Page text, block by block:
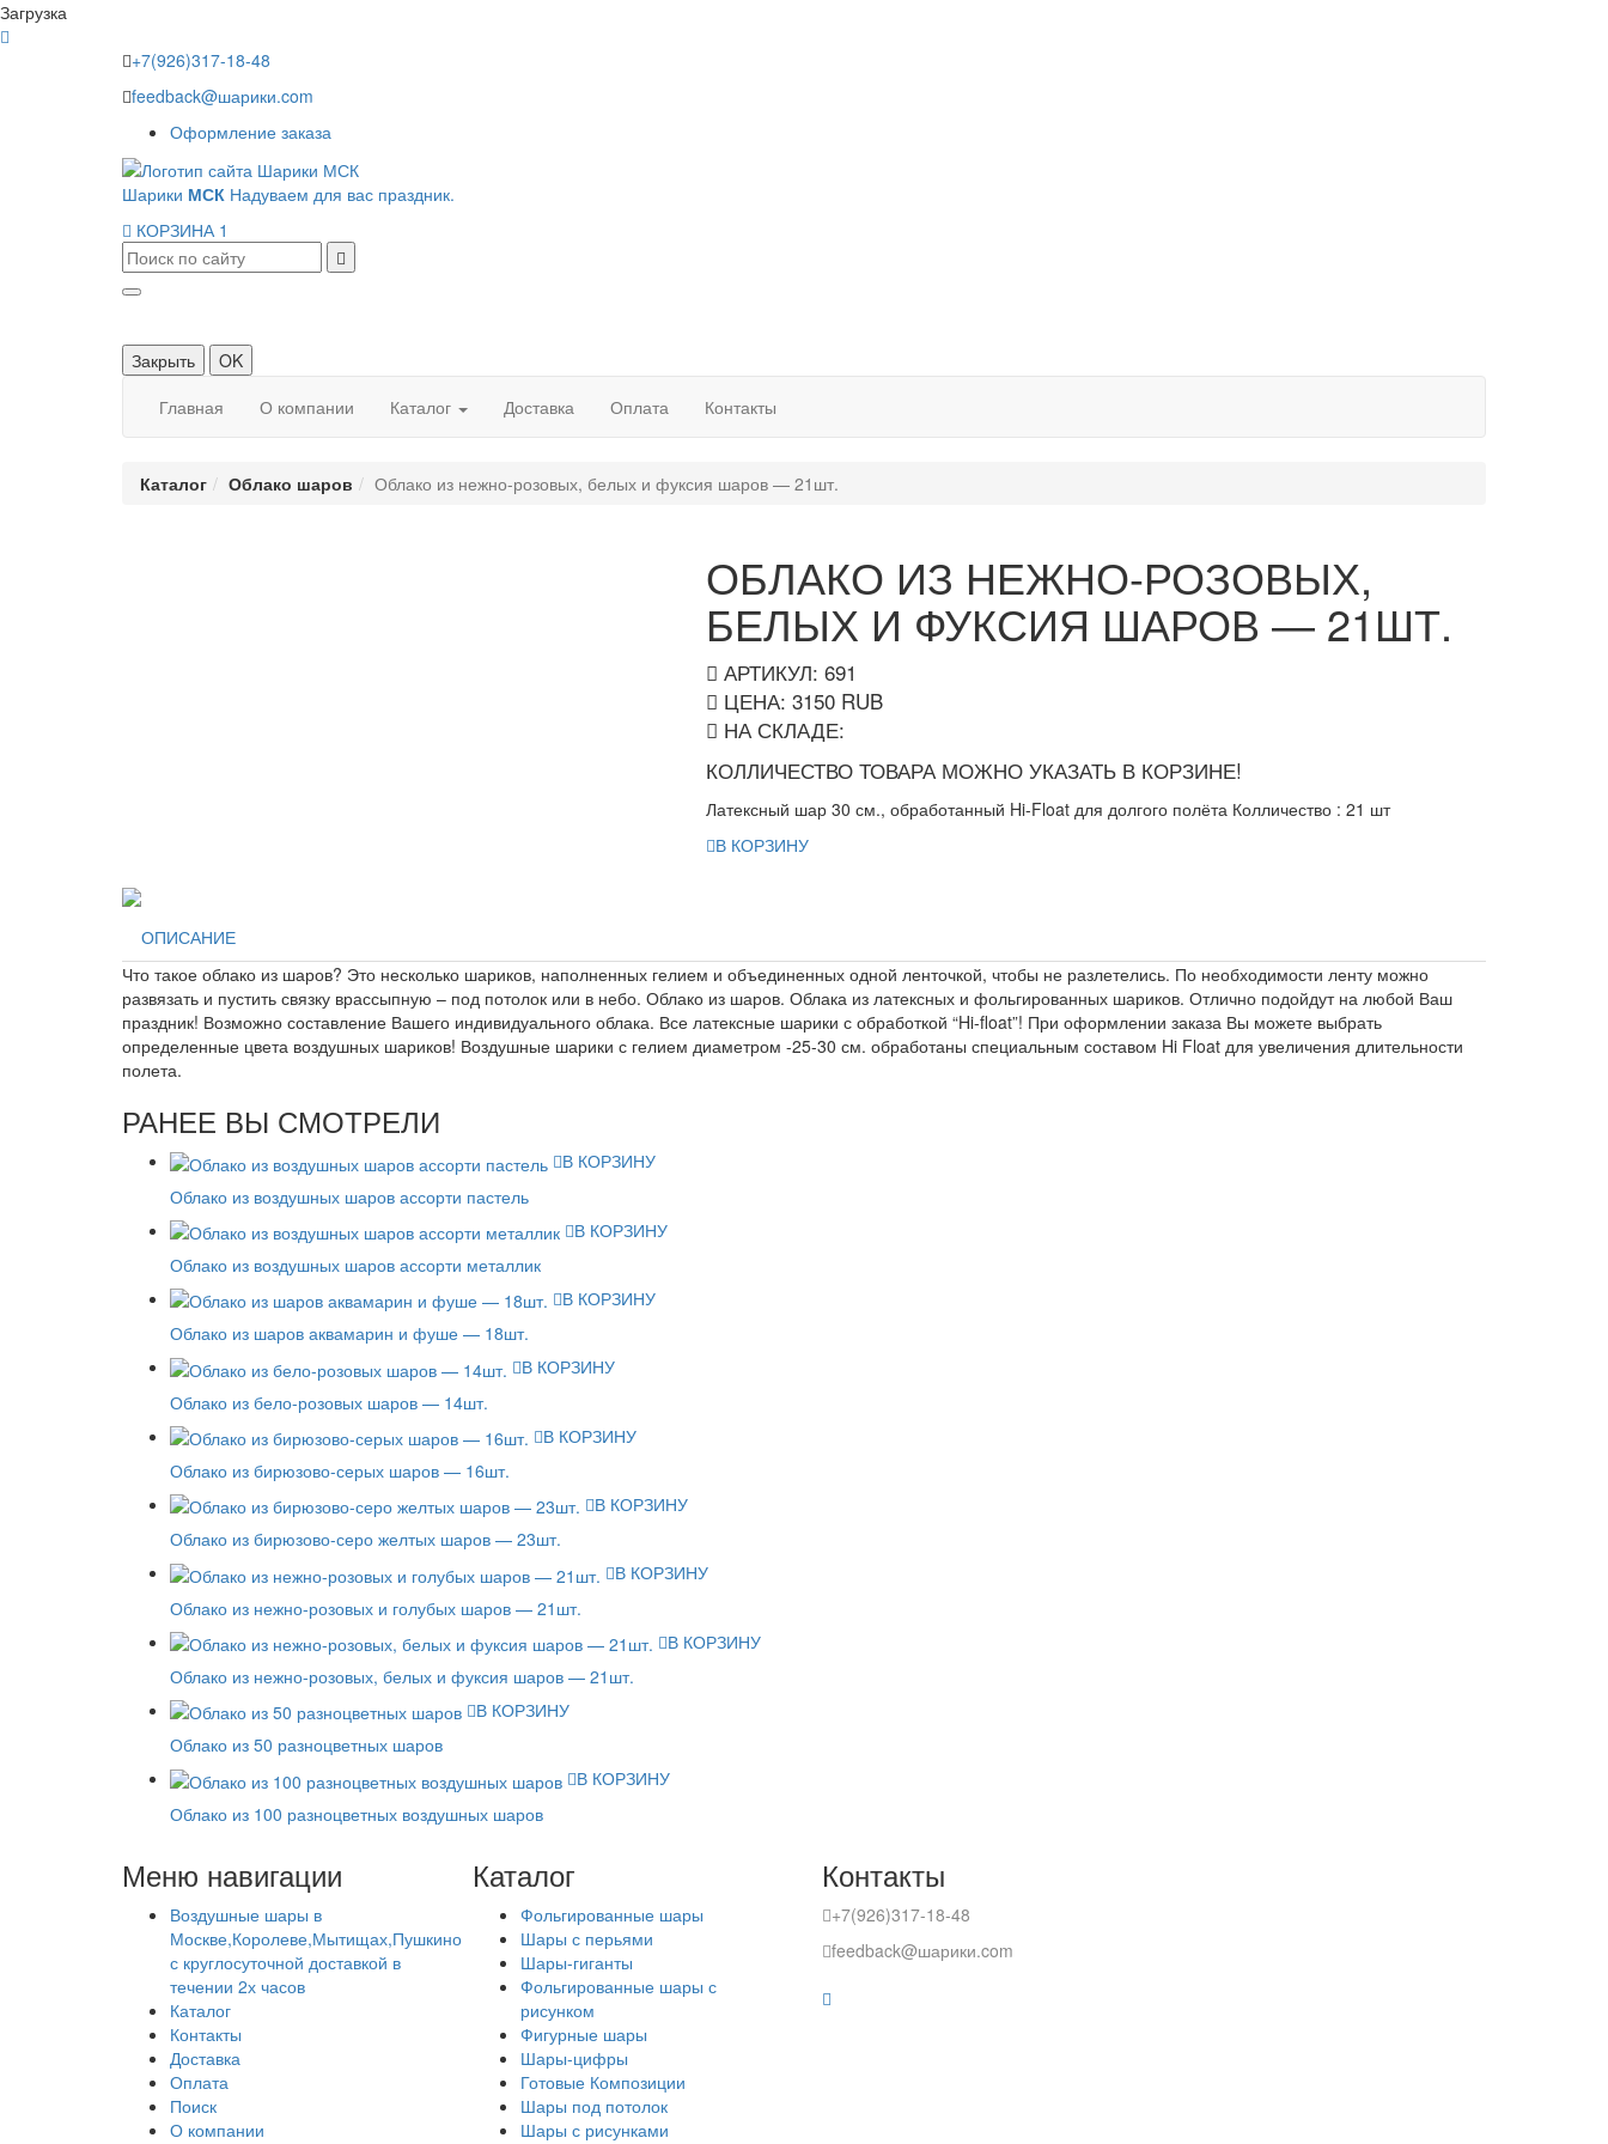
Загрузка
+7(926)317-18-48
feedback@шарики.com
Оформление заказа
Шарики МСК Надуваем для вас праздник.
КОРЗИНА 1
Закрыть
OK
Главная
О компании Каталог Доставка Оплата Контакты
Каталог Облако шаров Облако из нежно-розовых, белых и фуксия шаров — 21шт.
ОБЛАКО ИЗ НЕЖНО-РОЗОВЫХ,
БЕЛЫХ И ФУКСИЯ ШАРОВ — 21ШТ.
АРТИКУЛ: 691
ЦЕНА: 3150 RUB
НА СКЛАДЕ:
КОЛЛИЧЕСТВО ТОВАРА МОЖНО УКАЗАТЬ В КОРЗИНЕ!
Латексный шар 30 см., обработанный Hi-Float для долгого полёта Колличество : 21 шт
В КОРЗИНУ
ОПИСАНИЕ
Что такое облако из шаров? Это несколько шариков, наполненных гелием и объединенных одной ленточкой, чтобы не разлетелись. По необходимости ленту можно
развязать и пустить связку врассыпную – под потолок или в небо. Облако из шаров. Облака из латексных и фольгированных шариков. Отлично подойдут на любой Ваш
праздник! Возможно составление Вашего индивидуального облака. Все латексные шарики с обработкой “Hi-float”! При оформлении заказа Вы можете выбрать
определенные цвета воздушных шариков! Воздушные шарики с гелием диаметром -25-30 см. обработаны специальным составом Hi Float для увеличения длительности
полета.
РАНЕЕ ВЫ СМОТРЕЛИ
В КОРЗИНУ
Облако из воздушных шаров ассорти пастель
В КОРЗИНУ
Облако из воздушных шаров ассорти металлик
В КОРЗИНУ
Облако из шаров аквамарин и фуше — 18шт.
В КОРЗИНУ
Облако из бело-розовых шаров — 14шт.
В КОРЗИНУ
Облако из бирюзово-серых шаров — 16шт.
В КОРЗИНУ
Облако из бирюзово-серо желтых шаров — 23шт.
В КОРЗИНУ
Облако из нежно-розовых и голубых шаров — 21шт.
В КОРЗИНУ
Облако из нежно-розовых, белых и фуксия шаров — 21шт.
В КОРЗИНУ
Облако из 50 разноцветных шаров
В КОРЗИНУ
Облако из 100 разноцветных воздушных шаров
Меню навигации
Воздушные шары в
Москве,Королеве,Мытищах,Пушкино
с круглосуточной доставкой в
течении 2х часов
Каталог
Контакты
Доставка
Оплата
Поиск
О компании
Каталог
Фольгированные шары
Шары с перьями
Шары-гиганты
Фольгированные шары с
рисунком
Фигурные шары
Шары-цифры
Готовые Композиции
Шары под потолок
Шары с рисунками
Контакты
+7(926)317-18-48
feedback@шарики.com